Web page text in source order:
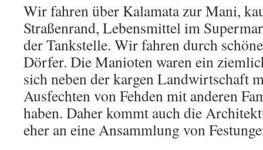
Wir fahren über Kalamata zur Mani,
Straßenrand, Lebensmittel im
der Tankstelle. Wir fahren durch
Dörfer. Die Manioten waren ein
sich neben der kargen Landwirtschaft
Ausfechten von Fehden mit anderen
haben. Daher kommt auch die
eher an eine Ansammlung von